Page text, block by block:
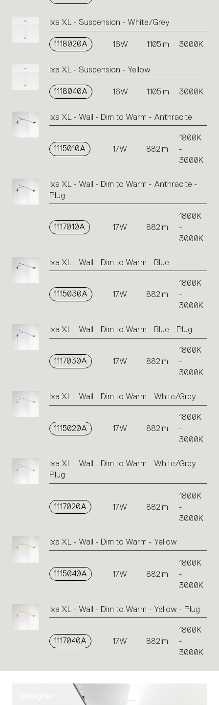
Ixa XL - Suspension - White/Grey
1118020A 16W 1105lm 3000K
Ixa XL - Suspension - Yellow
1118040A 16W 1105lm 3000K
Ixa XL - Wall - Dim to Warm - Anthracite
1115010A 17W 882lm
1800K
-
3000K
Ixa XL - Wall - Dim to Warm - Anthracite -
Plug
1117010A 17W 882lm
1800K
-
3000K
Ixa XL - Wall - Dim to Warm - Blue
1115030A 17W 882lm
1800K
-
3000K
Ixa XL - Wall - Dim to Warm - Blue - Plug
1117030A 17W 882lm
1800K
-
3000K
Ixa XL - Wall - Dim to Warm - White/Grey
1115020A 17W 882lm
1800K
-
3000K
Ixa XL - Wall - Dim to Warm - White/Grey -
Plug
1117020A 17W 882lm
1800K
-
3000K
Ixa XL - Wall - Dim to Warm - Yellow
1115040A 17W 882lm
1800K
-
3000K
Ixa XL - Wall - Dim to Warm - Yellow - Plug
1117040A 17W 882lm
1800K
-
3000K